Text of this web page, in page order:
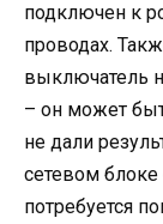
подключен к
проводах.
выключатель
– он может
не дали
сетевом
потребуется